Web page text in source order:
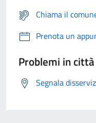
Chiama il
Prenota un
Problemi in città
Segnala